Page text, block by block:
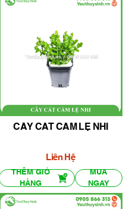
CÂY CẮT CẮM LỆ NHI
Liên Hệ
THÊM GIỎ
HÀNG
MUA
NGAY